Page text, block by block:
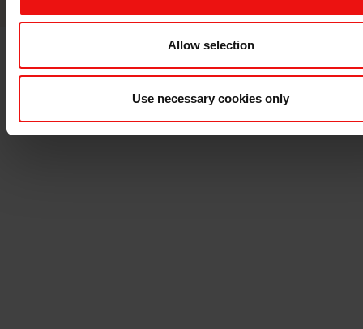
Allow selection
Use necessary cookies only